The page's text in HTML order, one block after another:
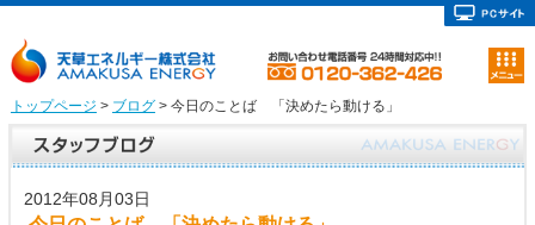
トップページ > ブログ> 今日のことば 「決めたら動ける」
2012年08月03日